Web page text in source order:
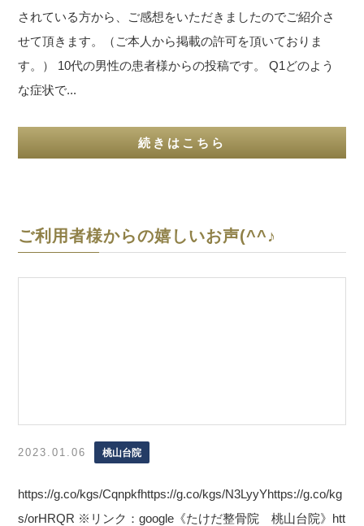
されている方から、ご感想をいただきましたのでご紹介さ
せて頂きます。（ご本人から掲載の許可を頂いておりま
す。） 10代の男性の患者様からの投稿です。 Q1どのよう
な症状で...
続きはこちら
ご利用者様からの嬉しいお声(^^♪
2023.01.06 桃山台院
https://g.co/kgs/Cqnpkfhttps://g.co/kgs/N3LyyYhttps://g.co/kg
s/orHRQR ※リンク：google《たけだ整骨院 桃山台院》htt